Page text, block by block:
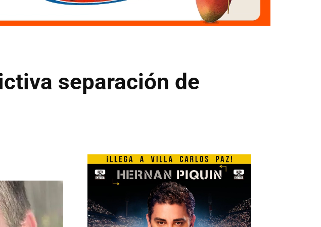
separación de